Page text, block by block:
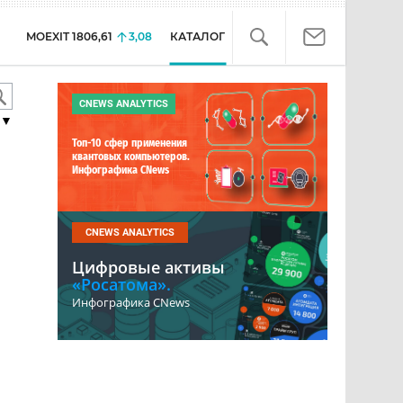
MOEXIT 1806,61 3,08 КАТАЛОГ
▼
CNEWS ANALYTICS
Топ-10 сфер применения
квантовых компьютеров.
Инфографика CNews
CNEWS ANALYTICS
Цифровые активы
«Росатома».
Инфографика CNews